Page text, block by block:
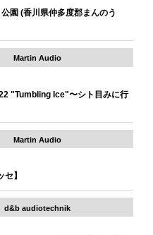
園 (香川県仲多度郡まんのう
Martin Audio
"Tumbling Ice"〜シト目みに行
Martin Audio
】
d&b audiotechnik